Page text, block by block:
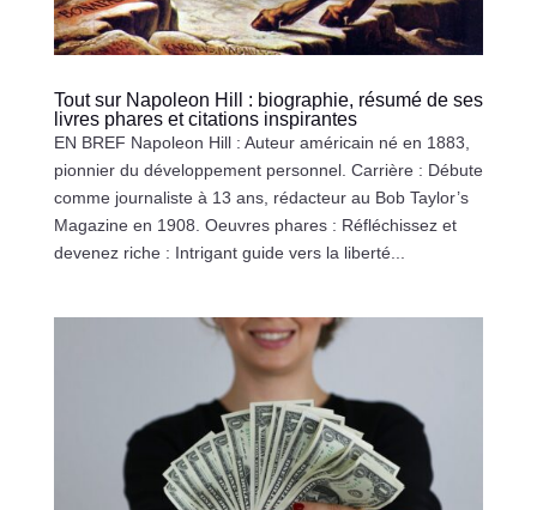
Tout sur Napoleon Hill : biographie, résumé de ses
livres phares et citations inspirantes
EN BREF Napoleon Hill : Auteur américain né en 1883,
pionnier du développement personnel. Carrière : Débute
comme journaliste à 13 ans, rédacteur au Bob Taylor’s
Magazine en 1908. Oeuvres phares : Réfléchissez et
devenez riche : Intrigant guide vers la liberté...